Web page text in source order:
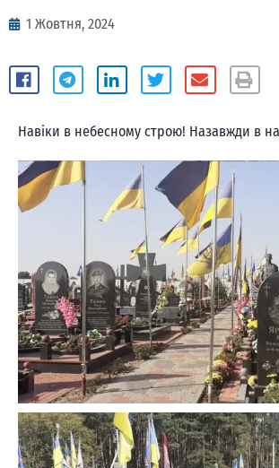
1 Жовтня, 2024
Навіки в небесному строю! Назавжди в